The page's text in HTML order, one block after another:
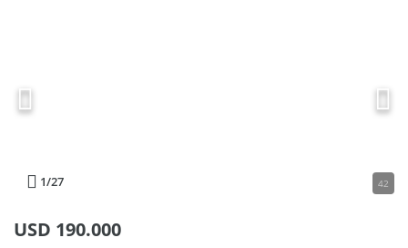
1/27 42
USD 190.000